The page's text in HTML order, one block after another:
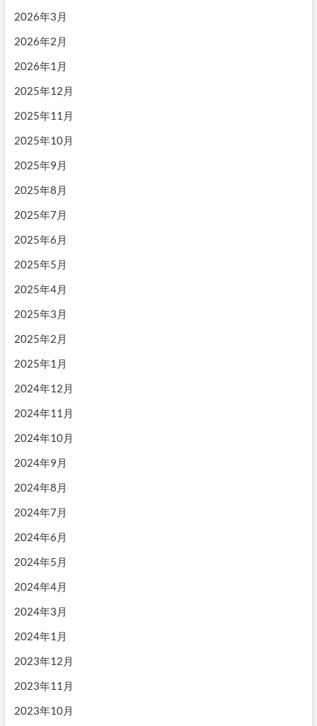
2026年3月
2026年2月
2026年1月
2025年12月
2025年11月
2025年10月
2025年9月
2025年8月
2025年7月
2025年6月
2025年5月
2025年4月
2025年3月
2025年2月
2025年1月
2024年12月
2024年11月
2024年10月
2024年9月
2024年8月
2024年7月
2024年6月
2024年5月
2024年4月
2024年3月
2024年1月
2023年12月
2023年11月
2023年10月